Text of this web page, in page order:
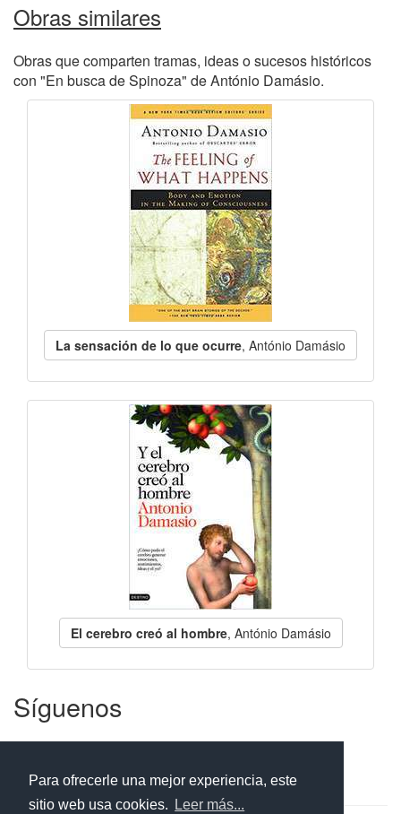
Para ofrecerle una mejor experiencia, este
sitio web usa cookies.
Leer más...
Obras similares
Obras que comparten tramas, ideas o sucesos históricos
con "En busca de Spinoza" de António Damásio.
La sensación de lo que ocurre, António Damásio
El cerebro creó al hombre, António Damásio
Síguenos